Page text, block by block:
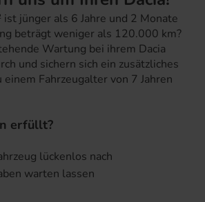
ist jünger als 6 Jahre und 2 Monate
beträgt weniger als 120.000 km?
Wartung bei ihrem Dacia
und sichern sich ein zusätzliches
einem Fahrzeugalter von 7 Jahren
erfüllt?
lückenlos nach
warten lassen